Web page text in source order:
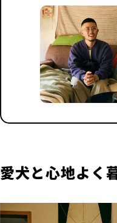
愛犬と心地よく